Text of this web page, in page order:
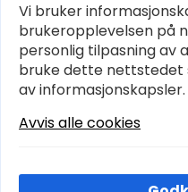
KJØPSVILKÅR OG
PERSONVERN
Vi bruker
brukeropplevelsen på
personlig tilpasning av
bruke dette nettstedet
av informasjonskapsler.
Avvis alle cookies